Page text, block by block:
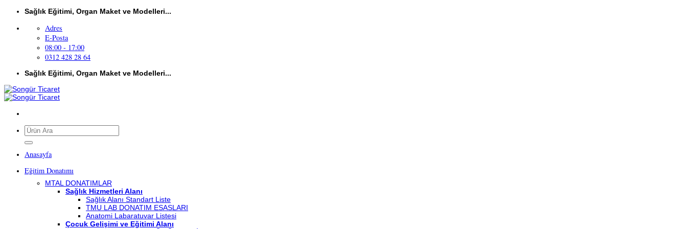
İçeriğeSağlık Eğitimi, Organ Maket ve Modelleri...
Adres
E-Posta
08:00 - 17:00
0312 428 28 64
Sağlık Eğitimi, Organ Maket ve Modelleri...
Ara:
Anasayfa
Eğitim Donatımı
MTAL DONATIMLAR
Sağlık Hizmetleri Alanı
Sağlık Alanı Standart Liste
TMU LAB DONATIM ESASLARI
Anatomi Labaratuvar Listesi
Çocuk Gelişimi ve Eğitimi Alanı